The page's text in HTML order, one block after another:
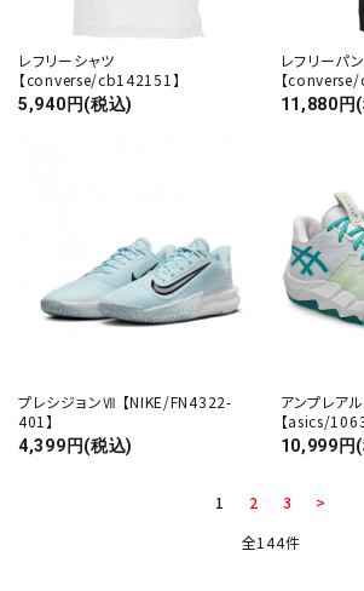
レフリーシャツ
【converse/cb142151】
5,940円(税込)
レフリーパ
【
11,880円
プレシジョンⅦ 【NIKE/FN4322-
401】
4,399円(税込)
アンプレア
【asics/
10,999円
1 2 3
>
全144件